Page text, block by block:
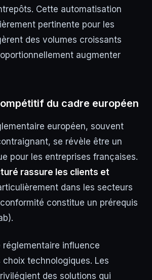
Cette automatisation
pertinente pour les
des volumes croissants
augmenter
du cadre européen
européen, souvent
se révèle être un
pour les entreprises françaises.
rassure les clients et
dans les secteurs
constitue un prérequis
réglementaire influence
technologiques. Les
des solutions qui